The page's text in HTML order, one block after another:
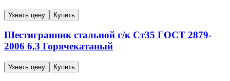
Узнать цену Купить
Шестигранник стальной г/к Ст35 ГОСТ 2879-
2006 6,3 Горячекатаный
Узнать цену Купить